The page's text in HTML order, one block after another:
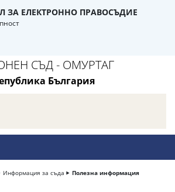
ЗА ЕЛЕКТРОННО ПРАВОСЪДИЕ
СЪД - ОМУРТАГ
България
Информация за съда Полезна информация